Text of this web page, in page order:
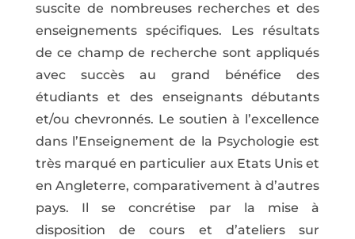
suscite de nombreuses recherches et des
enseignements spécifiques. Les résultats
de ce champ de recherche sont appliqués
avec succès au grand bénéfice des
étudiants et des enseignants débutants
et/ou chevronnés. Le soutien à l’excellence
dans l’Enseignement de la Psychologie est
très marqué en particulier aux Etats Unis et
en Angleterre, comparativement à d’autres
pays. Il se concrétise par la mise à
disposition de cours et d’ateliers sur